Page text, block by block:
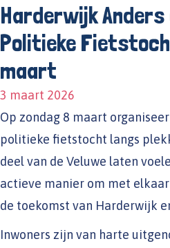
Harderwijk
Politieke
maart
3 maart 2026
Op zondag 8 maart
politieke fietstocht langs
deel van de Veluwe laten
actieve manier om met
de toekomst van Harderwijk
Inwoners zijn van harte